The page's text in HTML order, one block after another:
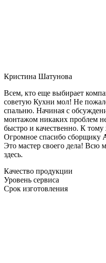
Кристина Шатунова
Всем, кто еще выбирает
советую Кухни мол! Не
спальню. Начиная с
монтажом никаких проблем
быстро и качественно. К
Огромное спасибо сборщику
Это мастер своего дела! Всю
здесь.
Качество продукции
Уровень сервиса
Срок изготовления